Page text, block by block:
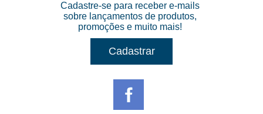
Cadastre-se para receber e-mails
sobre lançamentos de produtos,
promoções e muito mais!
Cadastrar